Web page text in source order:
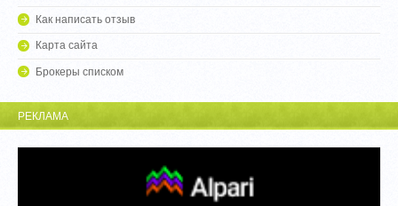
Как написать отзыв
Карта сайта
Брокеры списком
РЕКЛАМА